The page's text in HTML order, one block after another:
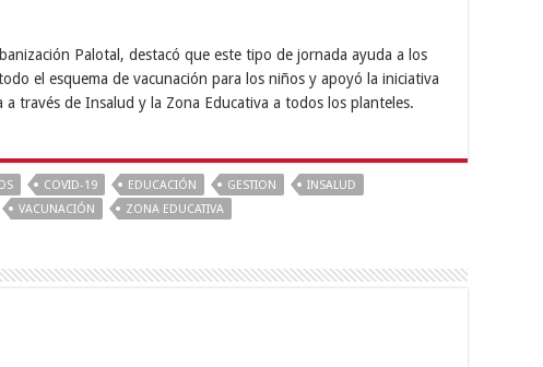
Palotal, destacó que este tipo de jornada ayuda a los
el esquema de vacunación para los niños y apoyó la iniciativa
través de Insalud y la Zona Educativa a todos los planteles.
COVID-19 EDUCACIÓN GESTION
INSALUD
VACUNACIÓN ZONA EDUCATIVA